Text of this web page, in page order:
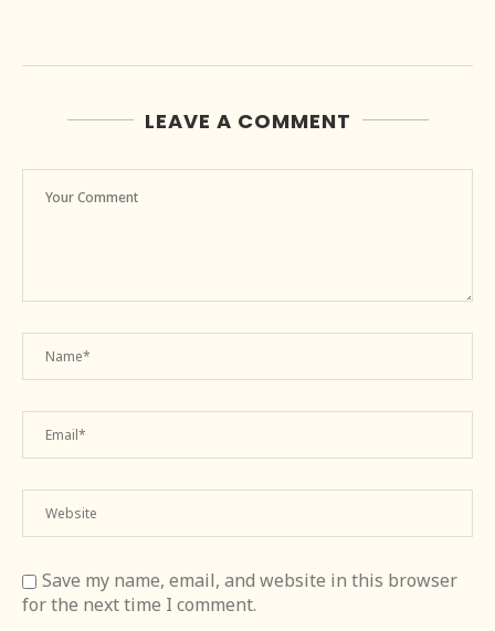
LEAVE A COMMENT
Save my name, email, and website in this browser
for the next time I comment.